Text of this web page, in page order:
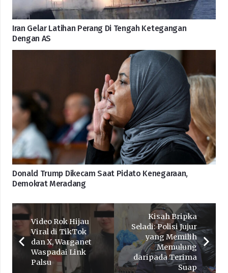
Iran Gelar Latihan Perang Di Tengah Ketegangan
Dengan AS
Donald Trump Dikecam Saat Pidato Kenegaraan,
Demokrat Meradang
Video Rok Hijau
Viral di TikTok
dan X, Warganet
Waspadai Link
Palsu
Kisah Bripka
Seladi: Polisi Jujur
yang Memilih
Memulung
daripada Terima
Suap